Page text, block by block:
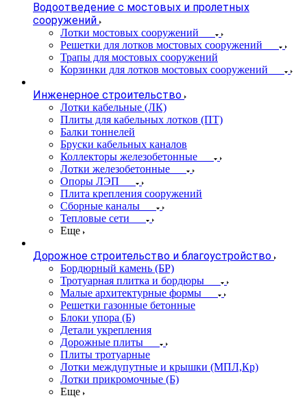
Водоотведение с мостовых и пролетных
сооружений
Лотки мостовых сооружений
Решетки для лотков мостовых сооружений
Трапы для мостовых сооружений
Корзинки для лотков мостовых сооружений
Инженерное строительство
Лотки кабельные (ЛК)
Плиты для кабельных лотков (ПТ)
Балки тоннелей
Бруски кабельных каналов
Коллекторы железобетонные
Лотки железобетонные
Опоры ЛЭП
Плита крепления сооружений
Сборные каналы
Тепловые сети
Еще
Дорожное строительство и благоустройство
Бордюрный камень (БР)
Тротуарная плитка и бордюры
Малые архитектурные формы
Решетки газонные бетонные
Блоки упора (Б)
Детали укрепления
Дорожные плиты
Плиты тротуарные
Лотки междупутные и крышки (МПЛ,Кр)
Лотки прикромочные (Б)
Еще